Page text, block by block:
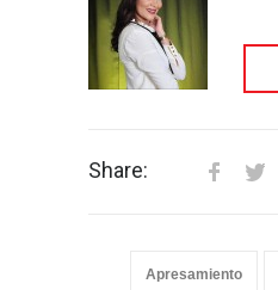
Share:
Apresamiento